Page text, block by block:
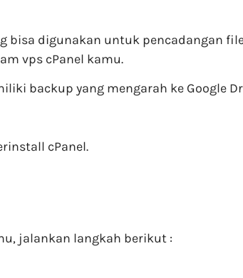
bisa digunakan untuk pencadangan
vps cPanel kamu.
backup yang mengarah ke Google
cPanel.
jalankan langkah berikut :